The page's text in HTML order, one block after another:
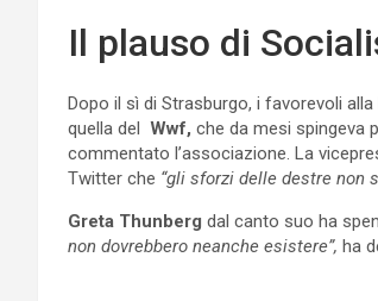
Il plauso di
Dopo il sì di Strasburgo, i favorevoli
quella del Wwf, che da mesi spingeva
commentato l’associazione. La
Twitter che “gli sforzi delle destre non
Greta Thunberg dal canto suo ha
non dovrebbero neanche esistere”, ha